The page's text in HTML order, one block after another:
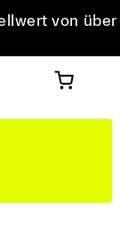
von über
Bestellung